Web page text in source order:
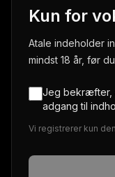
Kun for
Atale indeholder
mindst 18 år, før
Jeg bekræfter,
adgang til
Vi registrerer kun